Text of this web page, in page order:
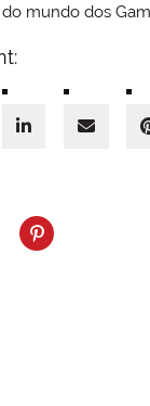
mundo dos